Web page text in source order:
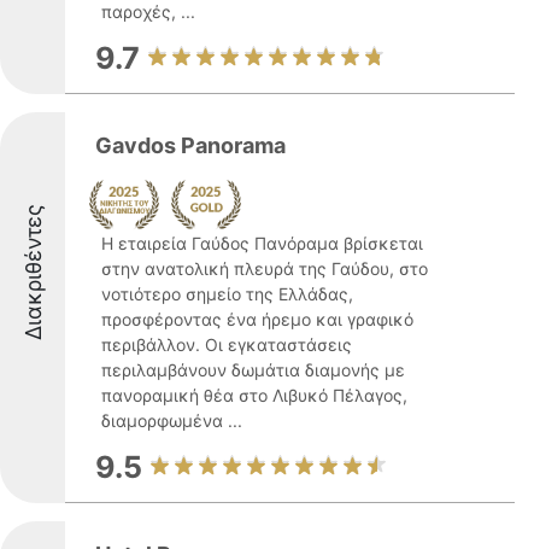
παροχές, ...
9.7
Διακριθέντες
Gavdos Panorama
Η εταιρεία Γαύδος Πανόραμα βρίσκεται
στην ανατολική πλευρά της Γαύδου, στο
νοτιότερο σημείο της Ελλάδας,
προσφέροντας ένα ήρεμο και γραφικό
περιβάλλον. Οι εγκαταστάσεις
περιλαμβάνουν δωμάτια διαμονής με
πανοραμική θέα στο Λιβυκό Πέλαγος,
διαμορφωμένα ...
9.5